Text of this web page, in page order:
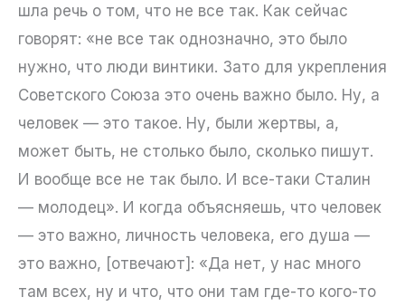
шла речь о том, что не все так. Как сейчас
говорят: «не все так однозначно, это было
нужно, что люди винтики. Зато для укрепления
Советского Союза это очень важно было. Ну, а
человек — это такое. Ну, были жертвы, а,
может быть, не столько было, сколько пишут.
И вообще все не так было. И все-таки Сталин
— молодец». И когда объясняешь, что человек
— это важно, личность человека, его душа —
это важно, [отвечают]: «Да нет, у нас много
там всех, ну и что, что они там где-то кого-то